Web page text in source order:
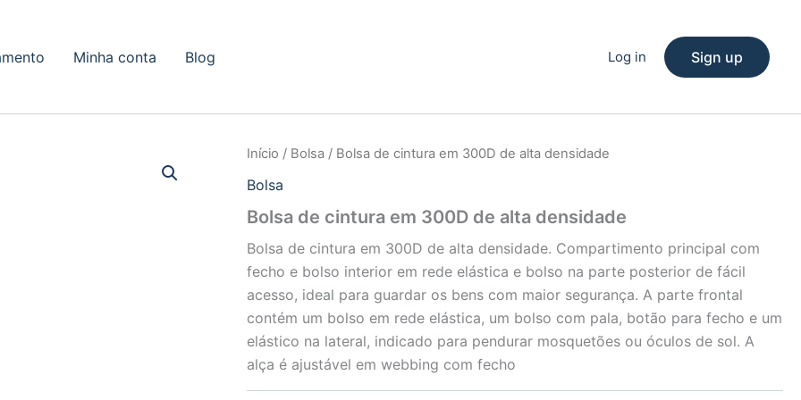
Minha conta Blog Log in Sign up
Início / Bolsa / Bolsa de cintura em 300D de alta densidade
Bolsa
Bolsa de cintura em 300D de alta densidade
Bolsa de cintura em 300D de alta densidade. Compartimento principal com
fecho e bolso interior em rede elástica e bolso na parte posterior de fácil
acesso, ideal para guardar os bens com maior segurança. A parte frontal
contém um bolso em rede elástica, um bolso com pala, botão para fecho e um
elástico na lateral, indicado para pendurar mosquetões ou óculos de sol. A
alça é ajustável em webbing com fecho